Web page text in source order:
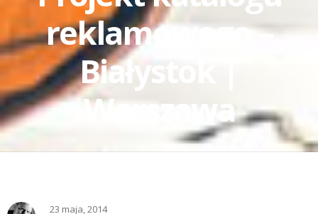
reklamowego –
Białystok |
Warszawa
23 maja, 2014